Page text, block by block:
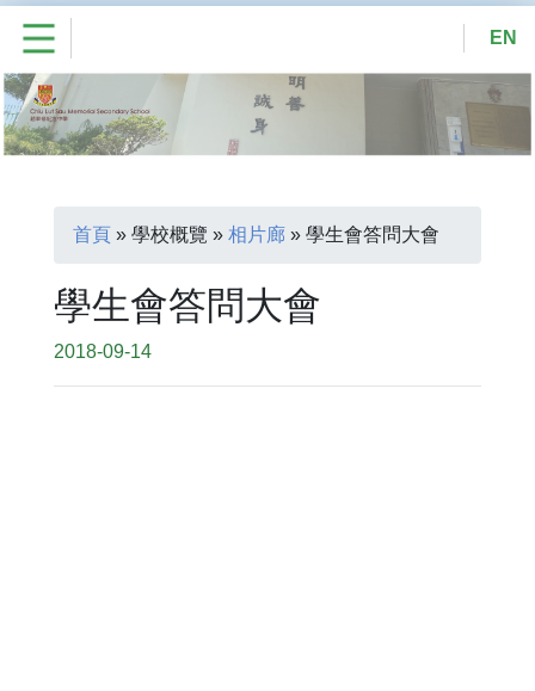
EN
首頁 » 學校概覽 » 相片廊 » 學生會答問大會
學生會答問大會
2018-09-14